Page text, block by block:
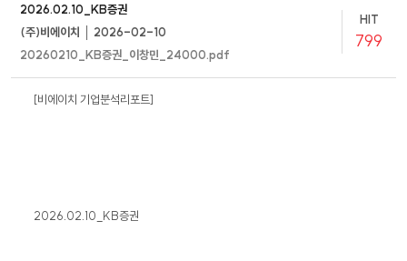
2026.02.10_KB증권
(주)비에이치 │ 2026-02-10
20260210_KB증권_이창민_24000.pdf
HIT
799
[비에이치 기업분석리포트]
2026.02.10_KB증권